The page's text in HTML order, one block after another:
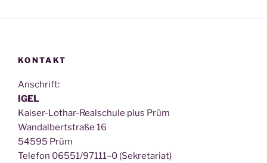
KONTAKT
Anschrift:
IGEL
Kai­ser-Lothar-Real­schu­le plus Prüm
Wan­dal­bert­stra­ße 16
54595 Prüm
Tele­fon 06551/97111–0 (Sekre­ta­ri­at)